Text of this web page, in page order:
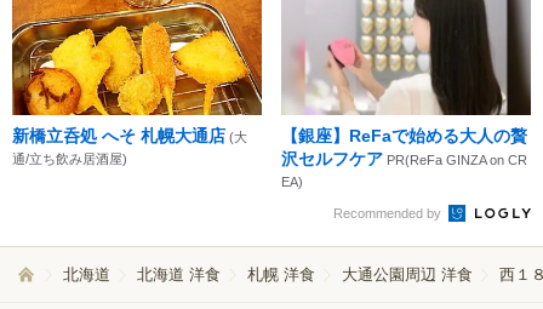
新橋立呑処 へそ 札幌大通店 (大
通/立ち飲み居酒屋)
【銀座】ReFaで始める大人の贅
沢セルフケア PR(ReFa GINZA on CR
EA)
Recommended by
北海道 北海道 洋食 札幌 洋食 大通公園周辺 洋食 西１